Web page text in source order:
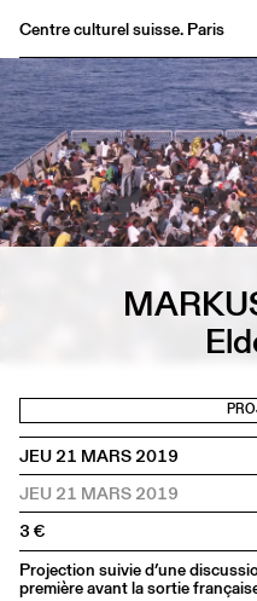
Centre culturel suisse. Paris
Agenda
Librairie
Buvette
Archives
Médiathèque
JEU 21 MARS 2019
JEU 21 MARS 2019
3 €
Projection suivie d’une
première avant la sortie